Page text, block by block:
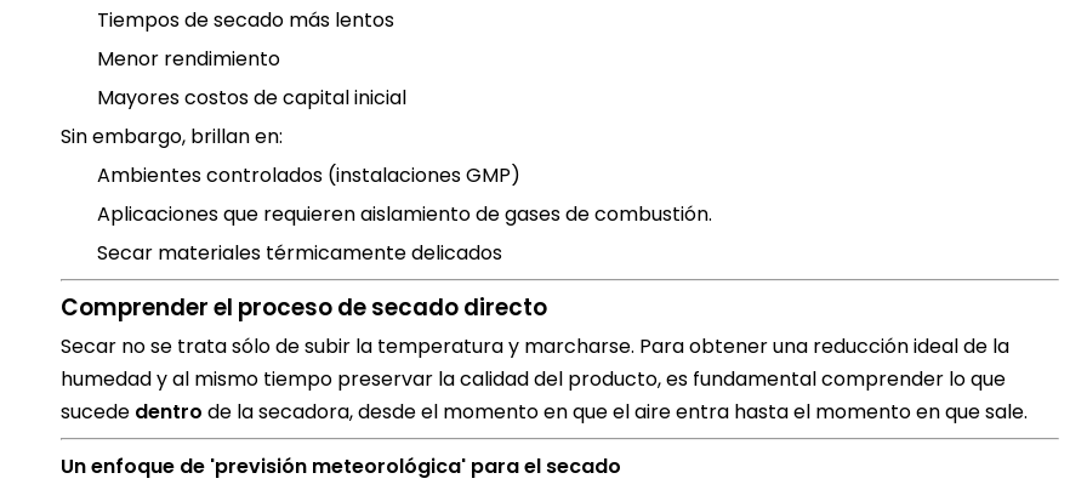
Tiempos de secado más lentos
Menor rendimiento
Mayores costos de capital inicial
Sin embargo, brillan en:
Ambientes controlados (instalaciones GMP)
Aplicaciones que requieren aislamiento de gases de combustión.
Secar materiales térmicamente delicados
Comprender el proceso de secado directo
Secar no se trata sólo de subir la temperatura y marcharse. Para obtener una reducción ideal de la
humedad y al mismo tiempo preservar la calidad del producto, es fundamental comprender lo que
sucede dentro de la secadora, desde el momento en que el aire entra hasta el momento en que sale.
Un enfoque de 'previsión meteorológica' para el secado